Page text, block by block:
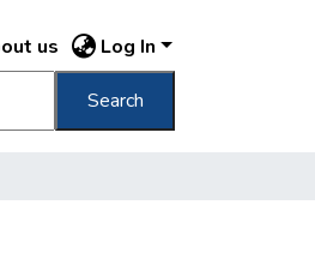
us Log In
Search